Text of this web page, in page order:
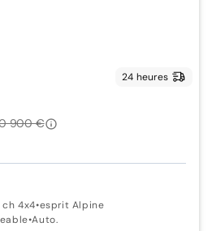
24 heures
4x4•esprit Alpine
•Auto.
900 €